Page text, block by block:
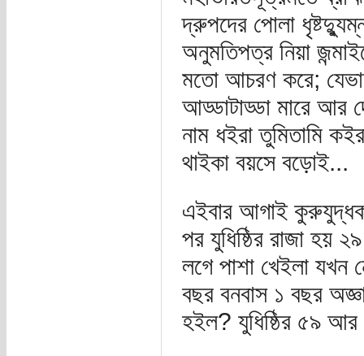
দ্রুপদের পোলা
অনুমতিপত্র নিয়া
মতো আচরণ করে;
আড্ডাটাড্ডা মারে আর
নাম ধইরা তুমিতামি
থাইকা বয়সে বড়োই...
এইবার আগাই
পর যুধিষ্ঠির রাজা হয়
লগে পাশা খেইলা যখন
বছর বনবাস ১ বছর
হইল? যুধিষ্ঠির ৫৯